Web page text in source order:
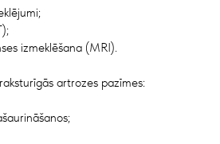
izmeklēšana (MRI).
artrozes pazīmes: